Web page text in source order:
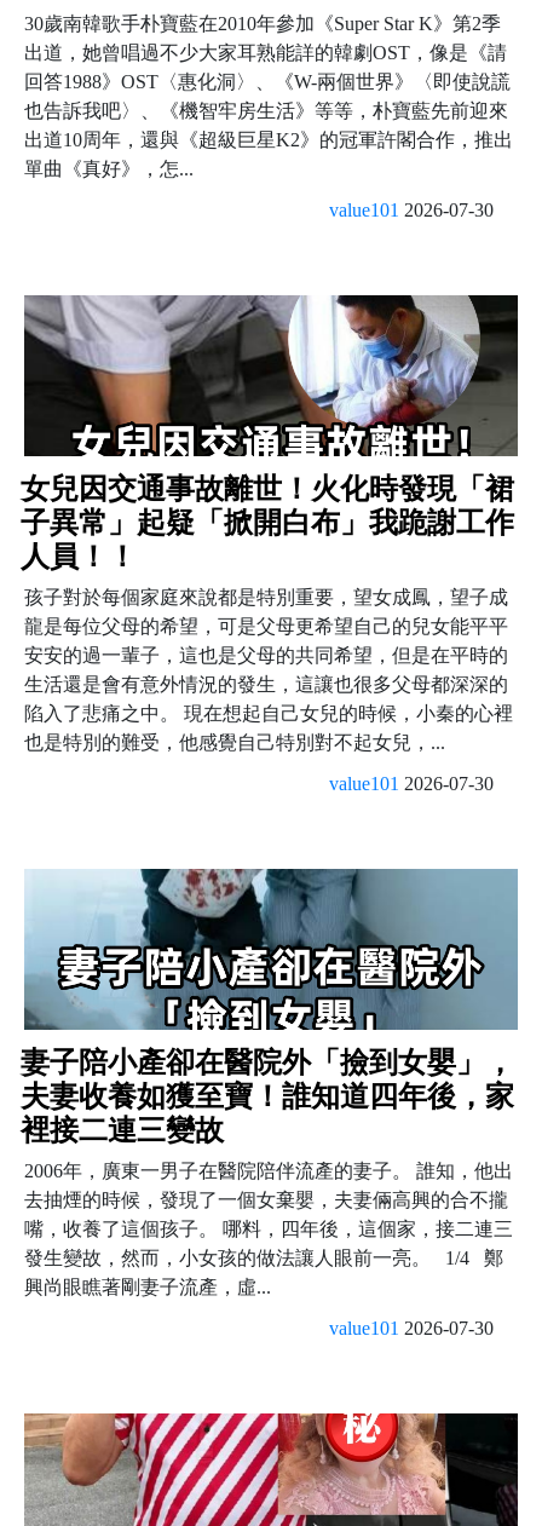
30歲南韓歌手朴寶藍在2010年參加《Super Star K》第2季
出道，她曾唱過不少大家耳熟能詳的韓劇OST，像是《請
回答1988》OST〈惠化洞〉、《W-兩個世界》〈即使說謊
也告訴我吧〉、《機智牢房生活》等等，朴寶藍先前迎來
出道10周年，還與《超級巨星K2》的冠軍許閣合作，推出
單曲《真好》，怎...
value101 2026-07-30
女兒因交通事故離世！火化時發現「裙
子異常」起疑「掀開白布」我跪謝工作
人員！！
孩子對於每個家庭來說都是特別重要，望女成鳳，望子成
龍是每位父母的希望，可是父母更希望自己的兒女能平平
安安的過一輩子，這也是父母的共同希望，但是在平時的
生活還是會有意外情況的發生，這讓也很多父母都深深的
陷入了悲痛之中。 現在想起自己女兒的時候，小秦的心裡
也是特別的難受，他感覺自己特別對不起女兒，...
value101 2026-07-30
妻子陪小產卻在醫院外「撿到女嬰」，
夫妻收養如獲至寶！誰知道四年後，家
裡接二連三變故
2006年，廣東一男子在醫院陪伴流產的妻子。 誰知，他出
去抽煙的時候，發現了一個女棄嬰，夫妻倆高興的合不攏
嘴，收養了這個孩子。 哪料，四年後，這個家，接二連三
發生變故，然而，小女孩的做法讓人眼前一亮。 1/4 鄭
興尚眼瞧著剛妻子流產，虛...
value101 2026-07-30